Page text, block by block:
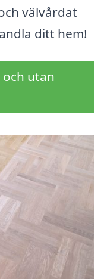
välvårdat
ditt hem!
utan